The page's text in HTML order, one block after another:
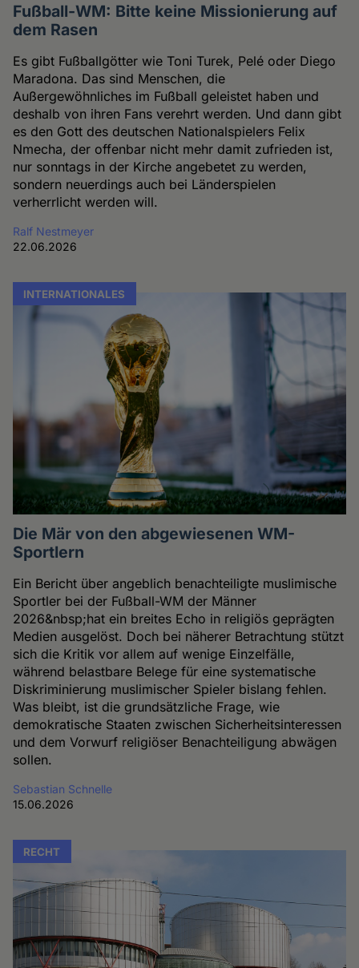
Fußball-WM: Bitte keine Missionierung auf
dem Rasen
Es gibt Fußballgötter wie Toni Turek, Pelé oder Diego
Maradona. Das sind Menschen, die
Außergewöhnliches im Fußball geleistet haben und
deshalb von ihren Fans verehrt werden. Und dann gibt
es den Gott des deutschen Nationalspielers Felix
Nmecha, der offenbar nicht mehr damit zufrieden ist,
nur sonntags in der Kirche angebetet zu werden,
sondern neuerdings auch bei Länderspielen
verherrlicht werden will.
Ralf Nestmeyer
22.06.2026
INTERNATIONALES
Die Mär von den abgewiesenen WM-
Sportlern
Ein Bericht über angeblich benachteiligte muslimische
Sportler bei der Fußball-WM der Männer
2026&nbsp;hat ein breites Echo in religiös geprägten
Medien ausgelöst. Doch bei näherer Betrachtung stützt
sich die Kritik vor allem auf wenige Einzelfälle,
während belastbare Belege für eine systematische
Diskriminierung muslimischer Spieler bislang fehlen.
Was bleibt, ist die grundsätzliche Frage, wie
demokratische Staaten zwischen Sicherheitsinteressen
und dem Vorwurf religiöser Benachteiligung abwägen
sollen.
Sebastian Schnelle
15.06.2026
RECHT